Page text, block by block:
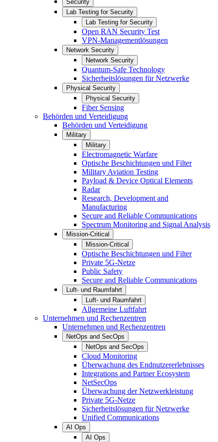
Security
Lab Testing for Security
Lab Testing for Security
Open RAN Security Test
VPN-Managementlösungen
Network Security
Network Security
Quantum-Safe Technology
Sicherheitslösungen für Netzwerke
Physical Security
Physical Security
Fiber Sensing
Behörden und Verteidigung
Behörden und Verteidigung
Military
Military
Electromagnetic Warfare
Optische Beschichtungen und Filter
Military Aviation Testing
Payload & Device Optical Elements
Radar
Research, Development and
Manufacturing
Secure and Reliable Communications
Spectrum Monitoring and Signal Analysis
Mission-Critical
Mission-Critical
Optische Beschichtungen und Filter
Private 5G-Netze
Public Safety
Secure and Reliable Communications
Luft- und Raumfahrt
Luft- und Raumfahrt
Allgemeine Luftfahrt
Unternehmen und Rechenzentren
Unternehmen und Rechenzentren
NetOps and SecOps
NetOps and SecOps
Cloud Monitoring
Überwachung des Endnutzererlebnisses
Integrations and Partner Ecosystem
NetSecOps
Überwachung der Netzwerkleistung
Private 5G-Netze
Sicherheitslösungen für Netzwerke
Unified Communications
AI Ops
AI Ops